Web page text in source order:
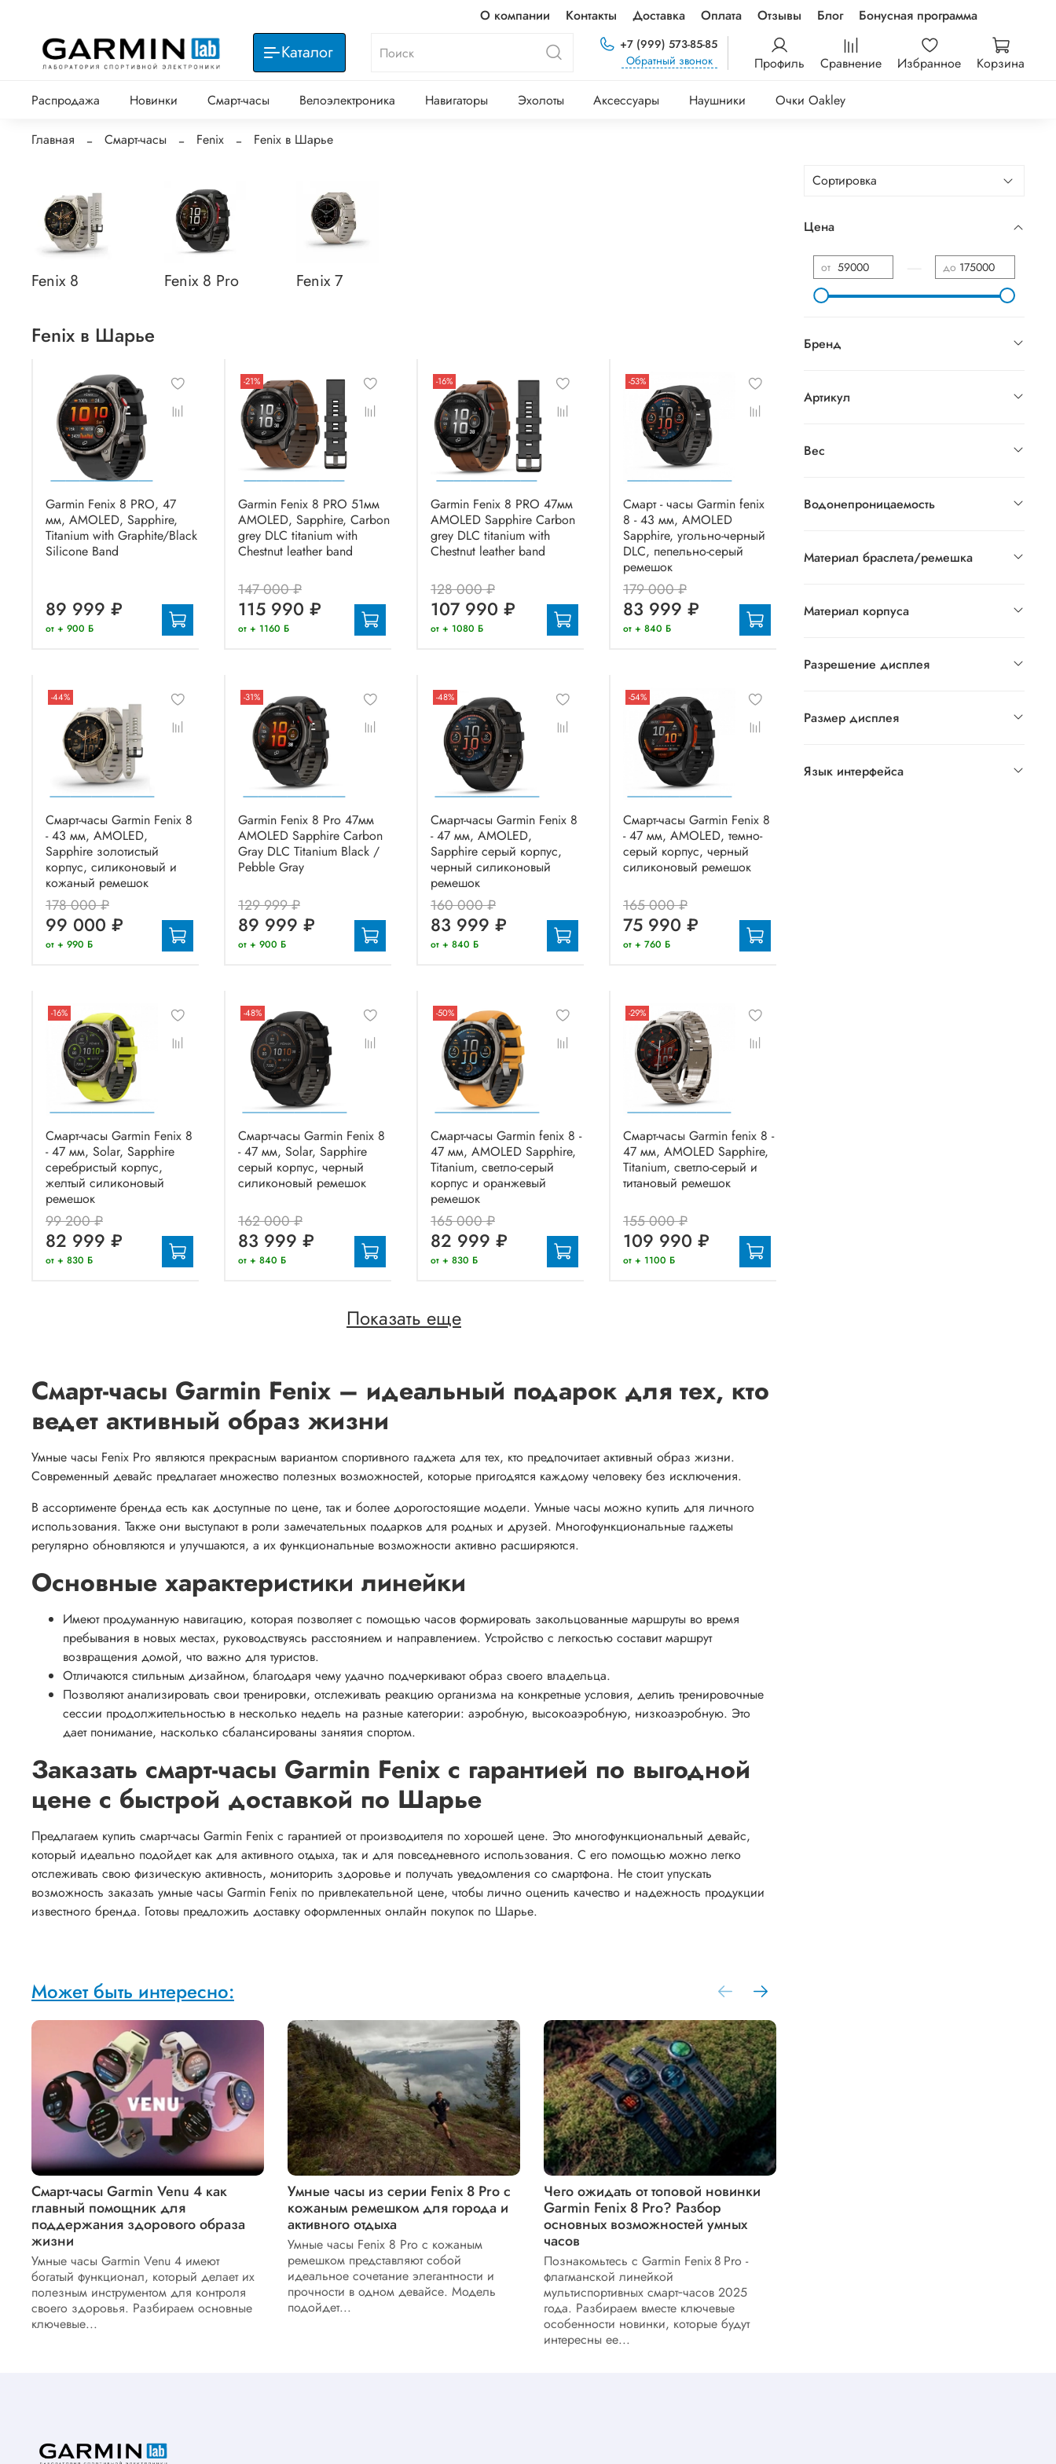
О компании Контакты Доставка Оплата Отзывы Блог Бонусная программа
Каталог
+7 (999) 573-85-85
Обратный звонок
Профиль Сравнение Избранное Корзина
Распродажа Новинки Смарт-часы Велоэлектроника Навигаторы Эхолоты Аксессуары Наушники Очки Oakley
Главная Смарт-часы Fenix Fenix в Шарье
Fenix 8 Fenix 8 Pro Fenix 7
Fenix в Шарье
Garmin Fenix 8 PRO, 47
мм, AMOLED, Sapphire,
Titanium with Graphite/Black
Silicone Band
89 999 ₽
от + 900 Б
-21%
Garmin Fenix 8 PRO 51мм
AMOLED, Sapphire, Carbon
grey DLC titanium with
Chestnut leather band
147 000 ₽
115 990 ₽
от + 1160 Б
-16%
Garmin Fenix 8 PRO 47мм
AMOLED Sapphire Carbon
grey DLC titanium with
Chestnut leather band
128 000 ₽
107 990 ₽
от + 1080 Б
-53%
Смарт - часы Garmin fenix
8 - 43 мм, AMOLED
Sapphire, угольно-черный
DLC, пепельно-серый
ремешок
179 000 ₽
83 999 ₽
от + 840 Б
-44%
Смарт-часы Garmin Fenix 8
- 43 мм, AMOLED,
Sapphire золотистый
корпус, силиконовый и
кожаный ремешок
178 000 ₽
99 000 ₽
от + 990 Б
-31%
Garmin Fenix 8 Pro 47мм
AMOLED Sapphire Carbon
Gray DLC Titanium Black /
Pebble Gray
129 999 ₽
89 999 ₽
от + 900 Б
-48%
Смарт-часы Garmin Fenix 8
- 47 мм, AMOLED,
Sapphire серый корпус,
черный силиконовый
ремешок
160 000 ₽
83 999 ₽
от + 840 Б
-54%
Смарт-часы Garmin Fenix 8
- 47 мм, AMOLED, темно-
серый корпус, черный
силиконовый ремешок
165 000 ₽
75 990 ₽
от + 760 Б
-16%
Смарт-часы Garmin Fenix 8
- 47 мм, Solar, Sapphire
серебристый корпус,
желтый силиконовый
ремешок
99 200 ₽
82 999 ₽
от + 830 Б
-48%
Смарт-часы Garmin Fenix 8
- 47 мм, Solar, Sapphire
серый корпус, черный
силиконовый ремешок
162 000 ₽
83 999 ₽
от + 840 Б
-50%
Смарт-часы Garmin fenix 8 -
47 мм, AMOLED Sapphire,
Titanium, светло-серый
корпус и оранжевый
ремешок
165 000 ₽
82 999 ₽
от + 830 Б
-29%
Смарт-часы Garmin fenix 8 -
47 мм, AMOLED Sapphire,
Titanium, светло-серый и
титановый ремешок
155 000 ₽
109 990 ₽
от + 1100 Б
Показать еще
Смарт-часы Garmin Fenix – идеальный подарок для тех, кто
ведет активный образ жизни
Умные часы Fenix Pro являются прекрасным вариантом спортивного гаджета для тех, кто предпочитает активный образ жизни.
Современный девайс предлагает множество полезных возможностей, которые пригодятся каждому человеку без исключения.
В ассортименте бренда есть как доступные по цене, так и более дорогостоящие модели. Умные часы можно купить для личного
использования. Также они выступают в роли замечательных подарков для родных и друзей. Многофункциональные гаджеты
регулярно обновляются и улучшаются, а их функциональные возможности активно расширяются.
Основные характеристики линейки
Имеют продуманную навигацию, которая позволяет с помощью часов формировать закольцованные маршруты во время
пребывания в новых местах, руководствуясь расстоянием и направлением. Устройство с легкостью составит маршрут
возвращения домой, что важно для туристов.
Отличаются стильным дизайном, благодаря чему удачно подчеркивают образ своего владельца.
Позволяют анализировать свои тренировки, отслеживать реакцию организма на конкретные условия, делить тренировочные
сессии продолжительностью в несколько недель на разные категории: аэробную, высокоаэробную, низкоаэробную. Это
дает понимание, насколько сбалансированы занятия спортом.
Заказать смарт-часы Garmin Fenix с гарантией по выгодной
цене с быстрой доставкой по Шарье
Предлагаем купить смарт-часы Garmin Fenix с гарантией от производителя по хорошей цене. Это многофункциональный девайс,
который идеально подойдет как для активного отдыха, так и для повседневного использования. С его помощью можно легко
отслеживать свою физическую активность, мониторить здоровье и получать уведомления со смартфона. Не стоит упускать
возможность заказать умные часы Garmin Fenix по привлекательной цене, чтобы лично оценить качество и надежность продукции
известного бренда. Готовы предложить доставку оформленных онлайн покупок по Шарье.
Может быть интересно:
Смарт-часы Garmin Venu 4 как
главный помощник для
поддержания здорового образа
жизни
Умные часы Garmin Venu 4 имеют
богатый функционал, который делает их
полезным инструментом для контроля
своего здоровья. Разбираем основные
ключевые...
Умные часы из серии Fenix 8 Pro с
кожаным ремешком для города и
активного отдыха
Умные часы Fenix 8 Pro с кожаным
ремешком представляют собой
идеальное сочетание элегантности и
прочности в одном девайсе. Модель
подойдет...
Чего ожидать от топовой новинки
Garmin Fenix 8 Pro? Разбор
основных возможностей умных
часов
Познакомьтесь с Garmin Fenix 8 Pro -
флагманской линейкой
мультиспортивных смарт‑часов 2025
года. Разбираем вместе ключевые
особенности новинки, которые будут
интересны ее...
Цена
от до
Бренд
Артикул
Вес
Водонепроницаемость
Материал браслета/ремешка
Материал корпуса
Разрешение дисплея
Размер дисплея
Язык интерфейса